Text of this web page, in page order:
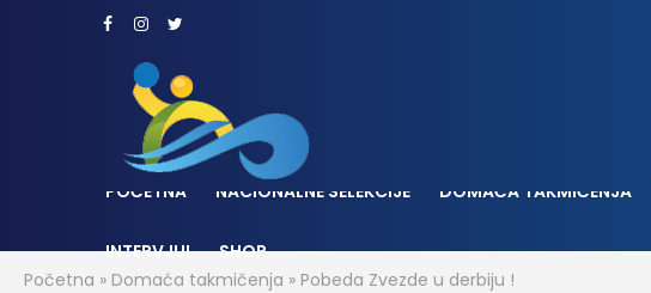
POČETNA NACIONALNE SELEKCIJE DOMAĆA TAKMIČENJA
INTERVJUI
SHOP
Početna » Domaća takmičenja » Pobeda Zvezde u derbiju !